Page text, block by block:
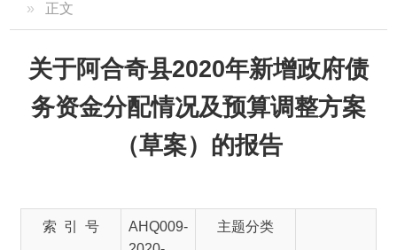
关于阿合奇县2020年新增政府债
务资金分配情况及预算调整方案
（草案）的报告
AHQ009-
主题分类
发布机构 财政局 发布日期
2020-11-